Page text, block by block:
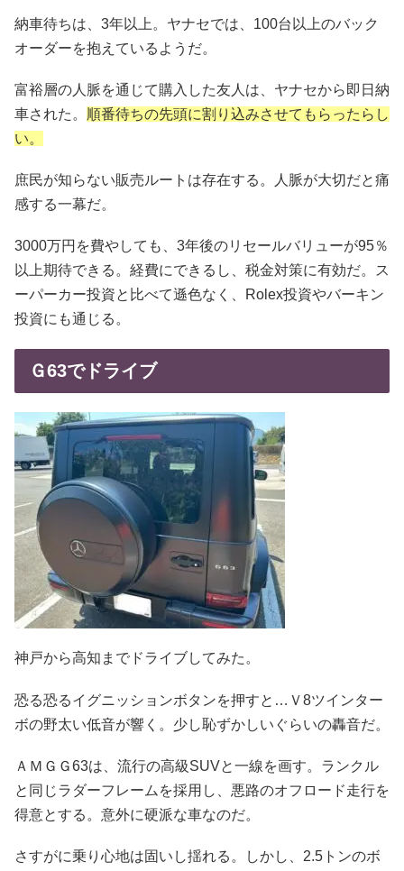
納車待ちは、3年以上。ヤナセでは、100台以上のバック
オーダーを抱えているようだ。
富裕層の人脈を通じて購入した友人は、ヤナセから即日納
車された。 順番待ちの先頭に割り込みさせてもらったらし
い。
庶民が知らない販売ルートは存在する。人脈が大切だと痛
感する一幕だ。
3000万円を費やしても、3年後のリセールバリューが95％
以上期待できる。経費にできるし、税金対策に有効だ。ス
ーパーカー投資と比べて遜色なく、Rolex投資やバーキン
投資にも通じる。
Ｇ63でドライブ
神戸から高知までドライブしてみた。
恐る恐るイグニッションボタンを押すと…Ｖ8ツインター
ボの野太い低音が響く。少し恥ずかしいぐらいの轟音だ。
ＡＭＧＧ63は、流行の高級SUVと一線を画す。ランクル
と同じラダーフレームを採用し、悪路のオフロード走行を
得意とする。意外に硬派な車なのだ。
さすがに乗り心地は固いし揺れる。しかし、2.5トンのボ